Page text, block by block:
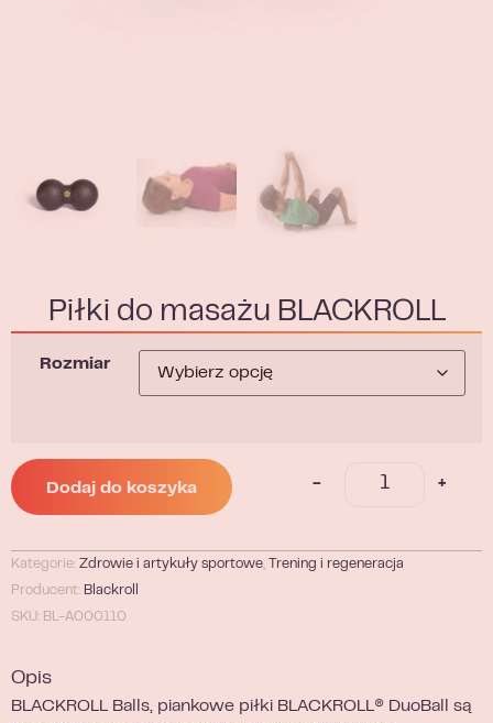
Piłki do masażu BLACKROLL
Rozmiar
- +
Dodaj do koszyka
Kategorie: Zdrowie i artykuły sportowe,
Trening i regeneracja
Producent: Blackroll
SKU: BL-A000110
Opis
BLACKROLL Balls, piankowe piłki BLACKROLL® DuoBall są